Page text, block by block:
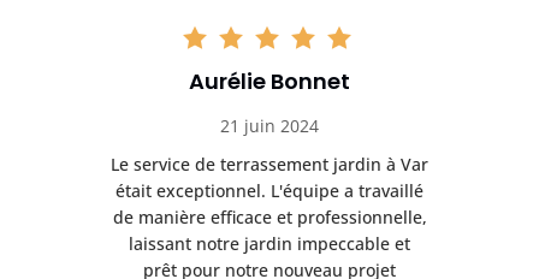
Aurélie Bonnet
21 juin 2024
Le service de terrassement jardin à Var
était exceptionnel. L'équipe a travaillé
de manière efficace et professionnelle,
laissant notre jardin impeccable et
prêt pour notre nouveau projet